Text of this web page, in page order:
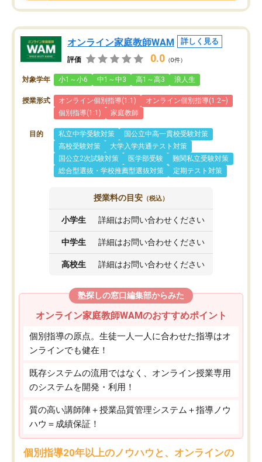
オンライン家庭教師WAM 詳しく見る
評価 0.0 （0件）
対象学年 小1～小6 中1～中3 高1～高3 浪人生
授業形式 オンライン個別指導(1:1)
オンライン個別指導(1:2~)
個別指導(1:1)
家庭教師
目的 私立中学受験対策
国公立中高一貫校受験対策
高校受験対策
大学入学共通テスト対策
国公立2次試験対策
医学部受験
難関私立受験対策
総合型選抜・学校推薦型選抜対策
定期テスト対策
授業料の目安 （税込）
小学生 詳細はお問い合わせください
中学生 詳細はお問い合わせください
高校生 詳細はお問い合わせください
塾探しの窓口編集部からみた
オンライン家庭教師WAMのおすすめポイント
個別指導の原点。生徒一人一人に合わせた指導はオ
ンラインでも健在！
既存システムの流用ではなく、オンライン授業専用
のシステムを開発・利用！
質の高い講師陣＋授業品質管理システム＋指導ノウ
ハウ＝成績保証！
個別指導20年以上のノウハウと、オンラインの